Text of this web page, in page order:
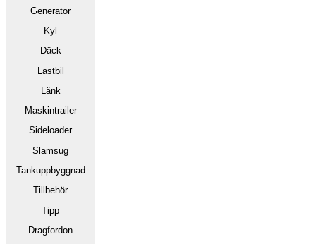
Generator
Kyl
Däck
Lastbil
Länk
Maskintrailer
Sideloader
Slamsug
Tankuppbyggnad
Tillbehör
Tipp
Dragfordon